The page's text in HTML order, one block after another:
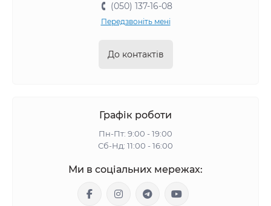
(050) 137-16-08
Передзвоніть мені
До контактів
Графік роботи
Пн-Пт: 9:00 - 19:00
Сб-Нд: 11:00 - 16:00
Ми в соціальних мережах: